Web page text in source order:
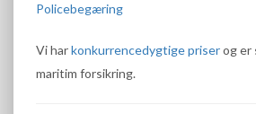
Policebegæring
Vi harkonkurrencedygtige priserog er
maritim forsikring.